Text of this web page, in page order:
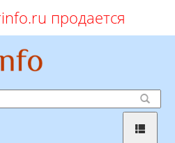
продается